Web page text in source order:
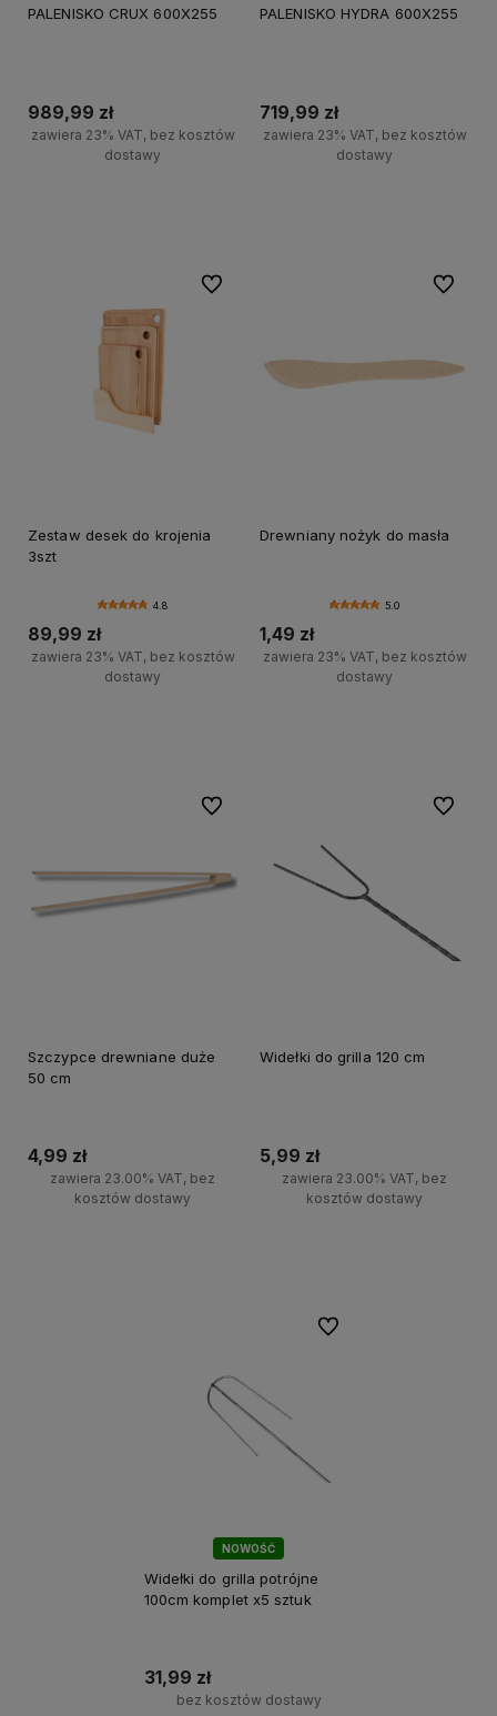
PALENISKO CRUX 600X255
989,99 zł
zawiera 23% VAT, bez kosztów
dostawy
PALENISKO HYDRA 600X255
719,99 zł
zawiera 23% VAT, bez kosztów
dostawy
Zestaw desek do krojenia
3szt
4.8
89,99 zł
zawiera 23% VAT, bez kosztów
dostawy
Do ulubionych
Drewniany nożyk do masła
5.0
1,49 zł
zawiera 23% VAT, bez kosztów
dostawy
Do
Szczypce drewniane duże
50 cm
4,99 zł
zawiera 23.00% VAT, bez
kosztów dostawy
Do ulubionych
Widełki do grilla 120 cm
5,99 zł
zawiera 23.00% VAT, bez
kosztów dostawy
Do
NOWOŚĆ
Widełki do grilla potrójne
100cm komplet x5 sztuk
31,99 zł
bez kosztów dostawy
Do ulubionych